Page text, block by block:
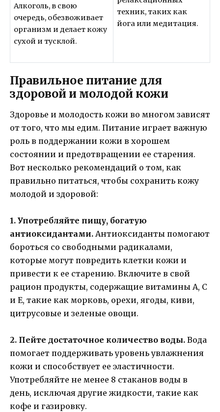
Алкоголь, в свою
очередь, обезвоживает
организм и делает кожу
сухой и тусклой.
техник, таких как
йога или медитация.
Правильное питание для
здоровой и молодой кожи
Здоровье и молодость кожи во многом зависят
от того, что мы едим. Питание играет важную
роль в поддержании кожи в хорошем
состоянии и предотвращении ее старения.
Вот несколько рекомендаций о том, как
правильно питаться, чтобы сохранить кожу
молодой и здоровой:
1. Употребляйте пищу, богатую
антиоксидантами. Антиоксиданты помогают
бороться со свободными радикалами,
которые могут повредить клетки кожи и
привести к ее старению. Включите в свой
рацион продукты, содержащие витамины А, С
и Е, такие как морковь, орехи, ягоды, киви,
цитрусовые и зеленые овощи.
2. Пейте достаточное количество воды. Вода
помогает поддерживать уровень увлажнения
кожи и способствует ее эластичности.
Употребляйте не менее 8 стаканов воды в
день, исключая другие жидкости, такие как
кофе и газировку.